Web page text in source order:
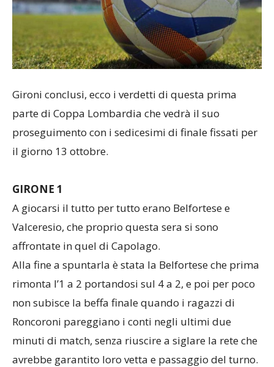
Gironi conclusi, ecco i verdetti di questa prima
parte di Coppa Lombardia che vedrà il suo
proseguimento con i sedicesimi di finale fissati per
il giorno 13 ottobre.
GIRONE 1
A giocarsi il tutto per tutto erano Belfortese e
Valceresio, che proprio questa sera si sono
affrontate in quel di Capolago.
Alla fine a spuntarla è stata la Belfortese che prima
rimonta l’1 a 2 portandosi sul 4 a 2, e poi per poco
non subisce la beffa finale quando i ragazzi di
Roncoroni pareggiano i conti negli ultimi due
minuti di match, senza riuscire a siglare la rete che
avrebbe garantito loro vetta e passaggio del turno.